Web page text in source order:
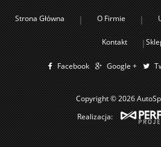
Strona Główna O Firmie
Kontakt
Facebook Google +
Copyright © 2026
Realizacja: